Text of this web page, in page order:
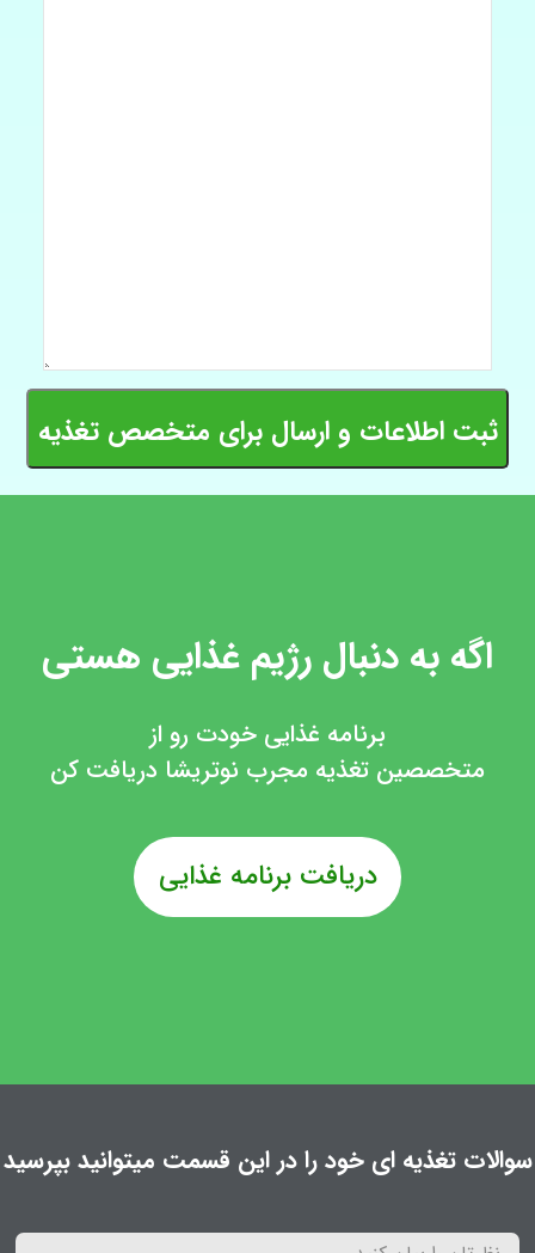
ثبت اطلاعات و ارسال برای متخصص تغذیه
اگه به دنبال رژیم غذایی هستی
برنامه غذایی خودت رو از
متخصصین تغذیه مجرب نوتریشا دریافت کن
دریافت برنامه غذایی
سوالات تغذیه ای خود را در این قسمت میتوانید بپرسید